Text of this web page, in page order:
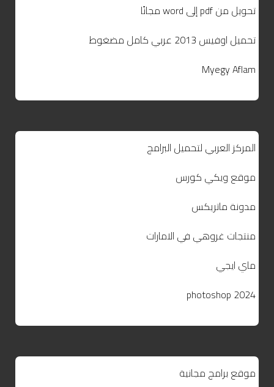
تحويل من pdf إلى word مجانًا
تحميل اوفيس 2013 عربي كامل مضغوط
Myegy Aflam
المركز العربي لتحميل البرامج
موقع ويكي كورس
مدونة ماتريكس
منتجات غروهي في الامارات
ماي ايجي
photoshop 2024
موقع برامج مجانية